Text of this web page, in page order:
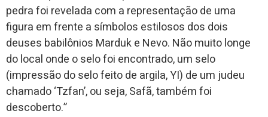
pedra foi revelada com a representação de uma
figura em frente a símbolos estilosos dos dois
deuses babilônios Marduk e Nevo. Não muito longe
do local onde o selo foi encontrado, um selo
(impressão do selo feito de argila, YI) de um judeu
chamado ‘Tzfan’, ou seja, Safã, também foi
descoberto.”